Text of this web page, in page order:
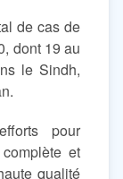
de cas de
dont 19 au
le Sindh,
pour
et
qualité